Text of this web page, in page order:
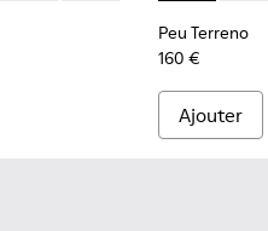
Peu Terreno
160 €
Ajouter